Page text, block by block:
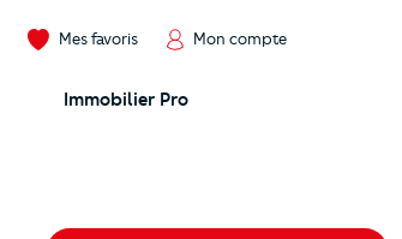
Mes favoris Mon compte
Immobilier Pro